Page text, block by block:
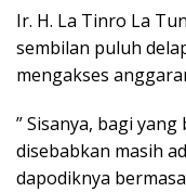
Ir. H. La Tinro La
sembilan puluh
mengakses
” Sisanya, bagi
disebabkan masih
dapodiknya